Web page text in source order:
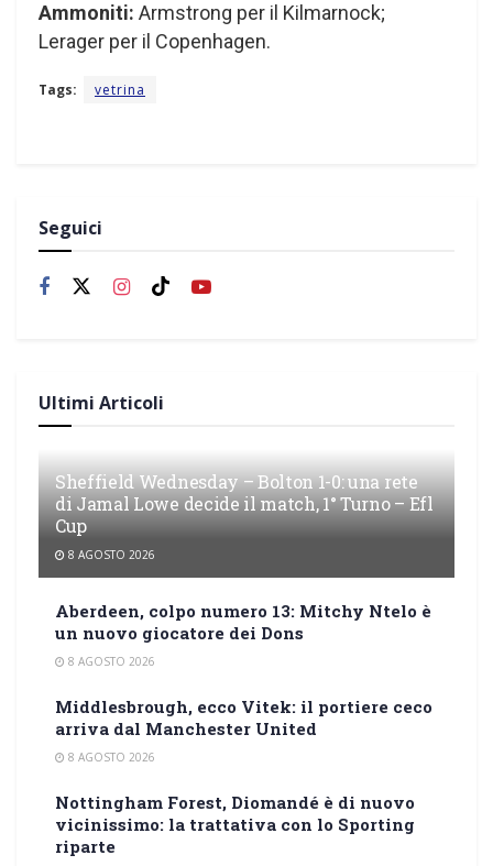
Ammoniti: Armstrong per il Kilmarnock;
Lerager per il Copenhagen.
Tags: vetrina
Seguici
Ultimi Articoli
Sheffield Wednesday – Bolton 1-0: una rete
di Jamal Lowe decide il match, 1° Turno – Efl
Cup
8 AGOSTO 2026
Aberdeen, colpo numero 13: Mitchy Ntelo è
un nuovo giocatore dei Dons
8 AGOSTO 2026
Middlesbrough, ecco Vitek: il portiere ceco
arriva dal Manchester United
8 AGOSTO 2026
Nottingham Forest, Diomandé è di nuovo
vicinissimo: la trattativa con lo Sporting
riparte